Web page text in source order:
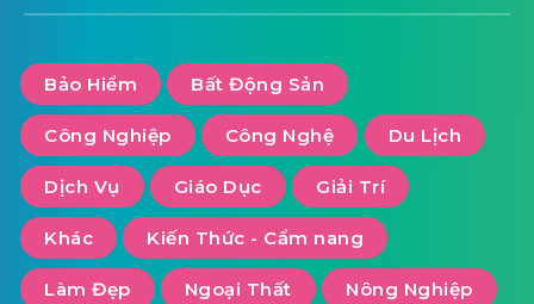
Bảo Hiểm Bất Động Sản
Công Nghiệp Công Nghệ Du Lịch
Dịch Vụ Giáo Dục Giải Trí
Khác Kiến Thức - Cẩm nang
Làm Đẹp Ngoại Thất Nông Nghiệp